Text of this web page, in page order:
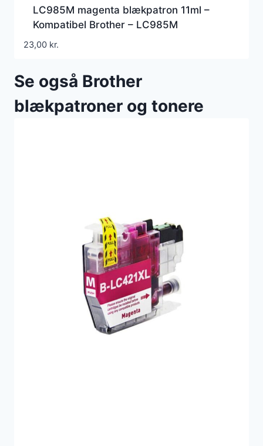
LC985M magenta blækpatron 11ml –
Kompatibel Brother – LC985M
23,00 kr.
Se også Brother
blækpatroner og tonere